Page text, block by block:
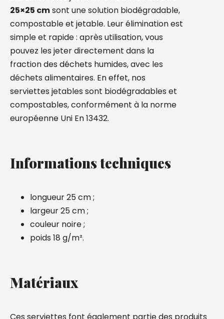
25×25 cmsont une solution biodégradable,
compostable et jetable. Leur élimination est
simple et rapide : après utilisation, vous
pouvez les jeter directement dans la
fraction des déchets humides, avec les
déchets alimentaires. En effet, nos
serviettes jetables sont biodégradables et
compostables, conformément à la norme
européenne Uni En 13432.
Informations techniques
longueur 25 cm ;
largeur 25 cm ;
couleur noire ;
poids 18 g/m².
Matériaux